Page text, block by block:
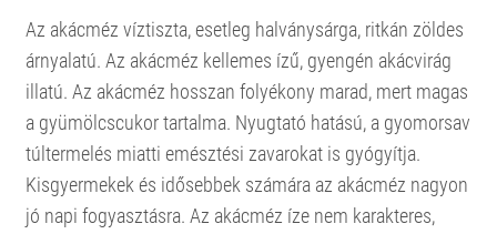
Az akácméz víztiszta, esetleg halványsárga, ritkán zöldes
árnyalatú. Az akácméz kellemes ízű, gyengén akácvirág
illatú. Az akácméz hosszan folyékony marad, mert magas
a gyümölcscukor tartalma. Nyugtató hatású, a gyomorsav
túltermelés miatti emésztési zavarokat is gyógyítja.
Kisgyermekek és idősebbek számára az akácméz nagyon
jó napi fogyasztásra. Az akácméz íze nem karakteres,